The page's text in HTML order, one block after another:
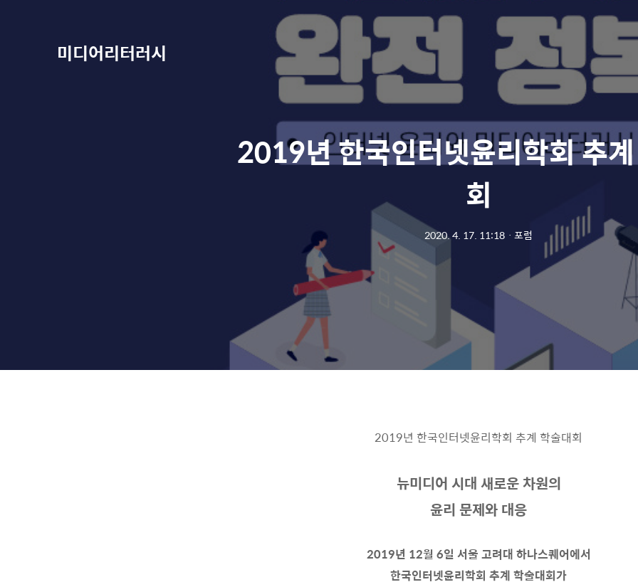
미디어리터러시
2019년 한국인터넷윤리학회 추
회
2020. 4. 17. 11:18 ㆍ 포럼
2019년 한국인터넷윤리학회 추계 학술대회
뉴미디어 시대 새로운 차원의
윤리 문제와 대응
2019년 12월 6일 서울 고려대 하나스퀘어에서
한국인터넷윤리학회 추계 학술대회가